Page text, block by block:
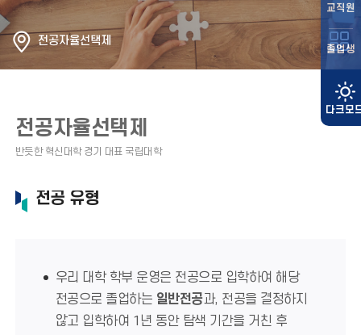
교직원
졸업생
전공자율선택제
전공자율선택제
전공 유형
우리 대학 학부 운영은 전공으로 입학하여 해당
전공으로 졸업하는 일반전공과, 전공을 결정하지
않고 입학하여 1년 동안 탐색 기간을 거친 후